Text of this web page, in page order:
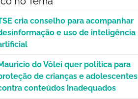
cria conselho para acompanhar
e uso de inteligência
do Vôlei quer política para
de crianças e adolescentes
conteúdos inadequados